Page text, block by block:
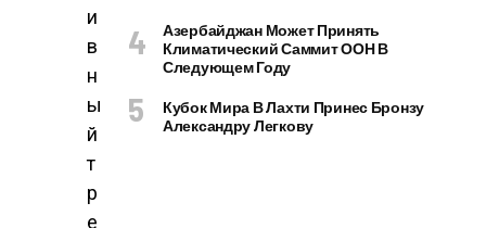
и
в
н
ы
й
т
р
е
Азербайджан Может Принять
Климатический Саммит ООН В
Следующем Году
Кубок Мира В Лахти Принес Бронзу
Александру Легкову